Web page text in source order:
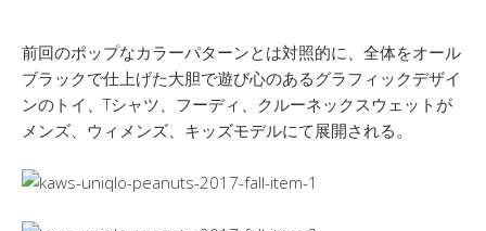
前回のポップなカラーパターンとは対照的に、全体をオール
ブラックで仕上げた大胆で遊び心のあるグラフィックデザイ
ンのトイ、Tシャツ、フーディ、クルーネックスウェットが
メンズ、ウィメンズ、キッズモデルにて展開される。